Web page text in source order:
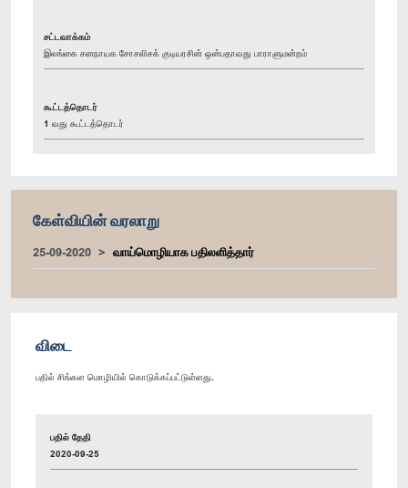
சட்டவாக்கம்
இலங்கை சனநாயக சோசலிசக் குடியரசின் ஒன்பதாவது பாராளுமன்றம்
கூட்டத்தொடர்
1 வது கூட்டத்தொடர்
கேள்வியின் வரலாறு
25-09-2020 வாய்மொழியாக பதிலளித்தார்
விடை
பதில் சிங்கள மொழியில் கொடுக்கப்பட்டுள்ளது.
பதில் தேதி
2020-09-25